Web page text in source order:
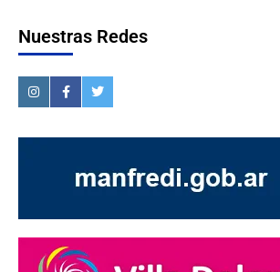
Nuestras Redes